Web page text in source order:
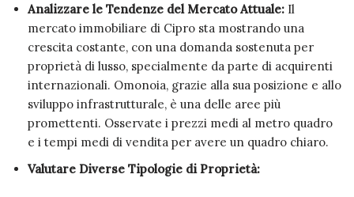
Analizzare le Tendenze del Mercato Attuale: Il
mercato immobiliare di Cipro sta mostrando una
crescita costante, con una domanda sostenuta per
proprietà di lusso, specialmente da parte di acquirenti
internazionali. Omonoia, grazie alla sua posizione e allo
sviluppo infrastrutturale, è una delle aree più
promettenti. Osservate i prezzi medi al metro quadro
e i tempi medi di vendita per avere un quadro chiaro.
Valutare Diverse Tipologie di Proprietà: